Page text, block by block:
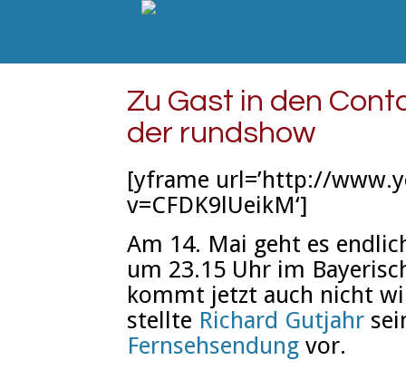
Zu Gast in den
der rundshow
[yframe url=’http://
v=CFDK9lUeikM‘]
Am 14. Mai geht es
um 23.15 Uhr im
kommt jetzt auch nicht
stellte Richard Gutjahr
Fernsehsendung vor.